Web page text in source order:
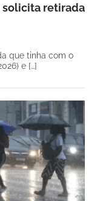
solicita retirada
que tinha com o
e […]